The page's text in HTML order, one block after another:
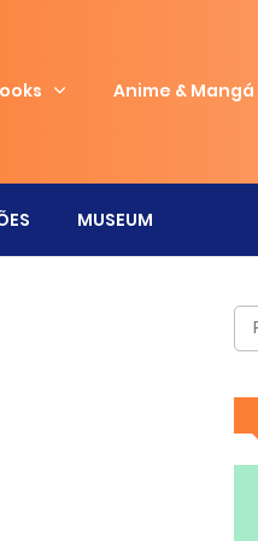
Anime & Mangá
MUSEUM